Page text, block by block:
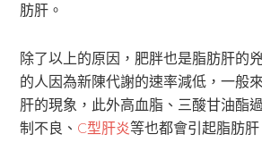
肪肝。
除了以上的原因，肥胖也是脂肪肝的
的人因為新陳代謝的速率減低，一般
肝的現象，此外高血脂、三酸甘油酯
制不良、 C型肝炎等也都會引起脂肪肝